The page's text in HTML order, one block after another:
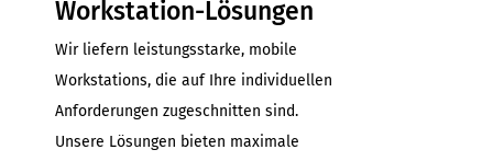
Workstation-Lösungen
Wir liefern leistungsstarke, mobile
Workstations, die auf Ihre individuellen
Anforderungen zugeschnitten sind.
Unsere Lösungen bieten maximale